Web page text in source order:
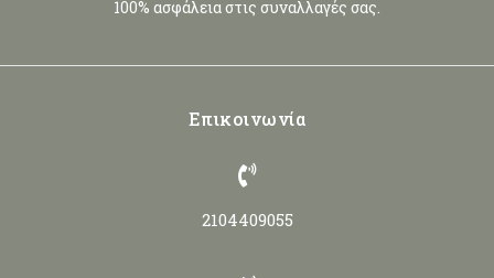
100% ασφάλεια στις συναλλαγές σας.
Επικοινωνία
2104409055